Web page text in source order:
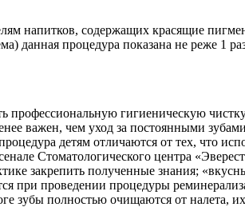
напитков, содержащих красящие
данная процедура показана не реже 1
профессиональную гигиеническую
важен, чем уход за постоянными
детям отличаются от тех, что
Стоматологического центра
закрепить полученные знания;
при проведении процедуры
зубы полностью очищаются от налета,